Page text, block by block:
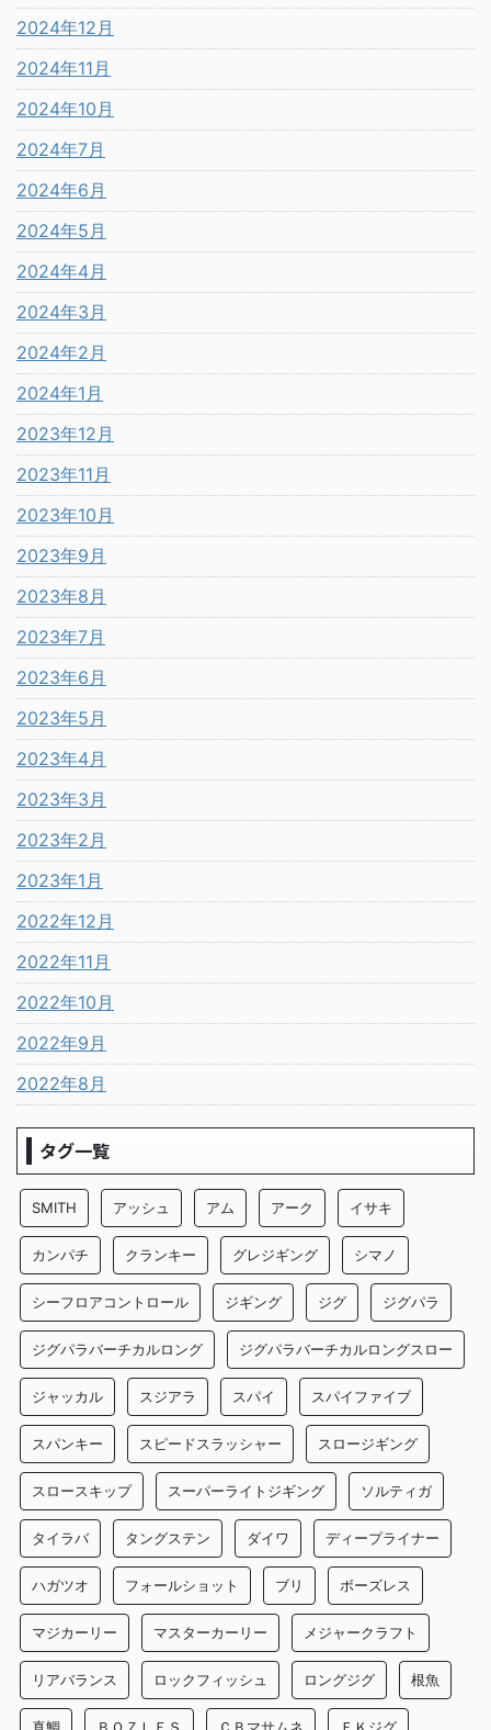
2024年12月
2024年11月
2024年10月
2024年7月
2024年6月
2024年5月
2024年4月
2024年3月
2024年2月
2024年1月
2023年12月
2023年11月
2023年10月
2023年9月
2023年8月
2023年7月
2023年6月
2023年5月
2023年4月
2023年3月
2023年2月
2023年1月
2022年12月
2022年11月
2022年10月
2022年9月
2022年8月
タグ一覧
SMITH アッシュ アム アーク イサキ
カンパチ クランキー グレジギング シマノ
シーフロアコントロール ジギング ジグ ジグパラ
ジグパラバーチカルロング ジグパラバーチカルロングスロー
ジャッカル スジアラ スパイ スパイファイブ
スパンキー スピードスラッシャー スロージギング
スロースキップ スーパーライトジギング ソルティガ
タイラバ タングステン ダイワ ディープライナー
ハガツオ フォールショット ブリ ボーズレス
マジカーリー マスターカーリー メジャークラフト
リアバランス ロックフィッシュ ロングジグ 根魚